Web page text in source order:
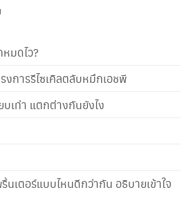
มดไว?
งการรีไซเคิลตลับหมึกเอชพี
เท่า แตกต่างกันยังไง
เตอร์แบบไหนดีกว่ากัน อธิบายเข้าใจ